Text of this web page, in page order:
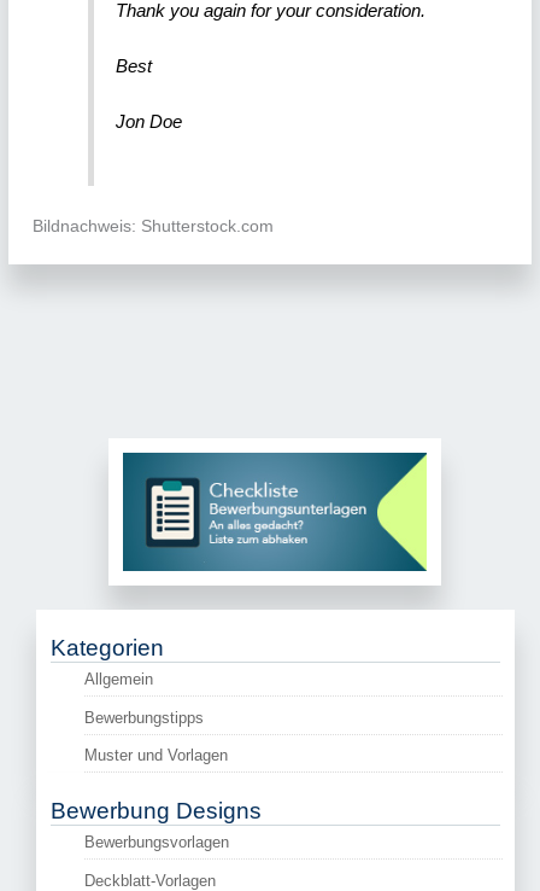
Thank you again for your consideration.
Best
Jon Doe
Bildnachweis: Shutterstock.com
Kategorien
Allgemein
Bewerbungstipps
Muster und Vorlagen
Bewerbung Designs
Bewerbungsvorlagen
Deckblatt-Vorlagen